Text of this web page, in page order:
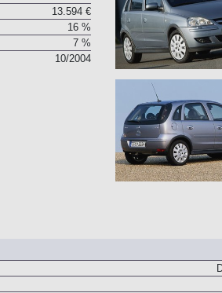
0 €
13.594 €
16 %
7 %